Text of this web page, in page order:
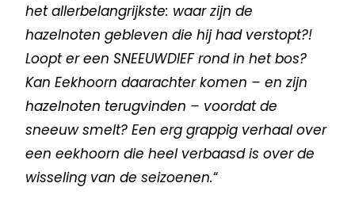
het allerbelangrijkste: waar zijn de
hazelnoten gebleven die hij had verstopt?!
Loopt er een SNEEUWDIEF rond in het bos?
Kan Eekhoorn daarachter komen – en zijn
hazelnoten terugvinden – voordat de
sneeuw smelt? Een erg grappig verhaal over
een eekhoorn die heel verbaasd is over de
wisseling van de seizoenen.“